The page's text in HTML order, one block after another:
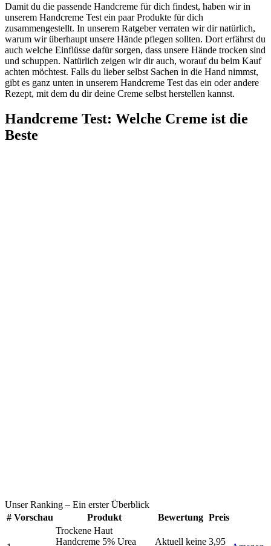
Damit du die passende Handcreme für dich findest, haben wir in
unserem Handcreme Test ein paar Produkte für dich
zusammengestellt. In unserem Ratgeber verraten wir dir natürlich,
warum wir überhaupt unsere Hände pflegen sollten. Dort erfährst du
auch welche Einflüsse dafür sorgen, dass unsere Hände trocken sind
und schuppen. Natürlich zeigen wir dir auch, worauf du beim Kauf
achten möchtest. Falls du lieber selbst Sachen in die Hand nimmst,
gibt es ganz unten in unserem Handcreme Test das ein oder andere
Rezept, mit dem du dir deine Creme selbst herstellen kannst.
Handcreme Test: Welche Creme ist die
Beste
Unser Ranking – Ein erster Überblick
# Vorschau Produkt Bewertung Preis
Trockene Haut
Handcreme 5% Urea
Aktuell keine 3,95